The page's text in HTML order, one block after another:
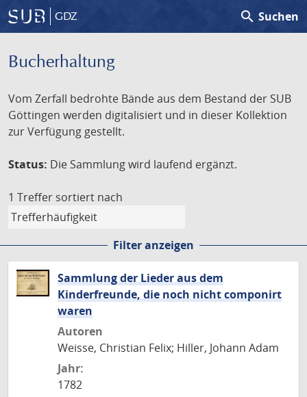
GDZ search Suchen
Bucherhaltung
Vom Zerfall bedrohte Bände aus dem Bestand der SUB
Göttingen werden digitalisiert und in dieser Kollektion
zur Verfügung gestellt.
Status: Die Sammlung wird laufend ergänzt.
1 Treffer sortiert nach
Filter anzeigen
Sammlung der Lieder aus dem
Kinderfreunde, die noch nicht componirt
waren
Autoren
Weisse, Christian Felix; Hiller, Johann Adam
Jahr:
1782